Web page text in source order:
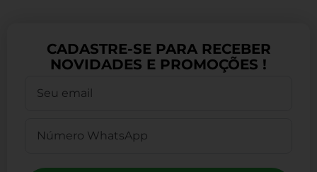
CADASTRE-SE PARA RECEBER
NOVIDADES E PROMOÇÕES !